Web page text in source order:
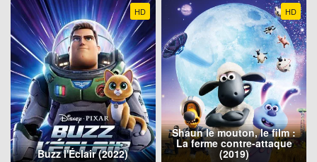
HD
Buzz l'Éclair (2022)
HD
Shaun le mouton, le film :
La ferme contre-attaque
(2019)